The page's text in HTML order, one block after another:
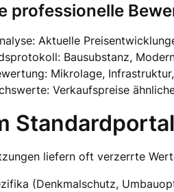
professionelle
Aktuelle
Bausubstanz,
Mikrolage,
Verkaufspreise
liefern oft verzerrte
(Denkmalschutz,